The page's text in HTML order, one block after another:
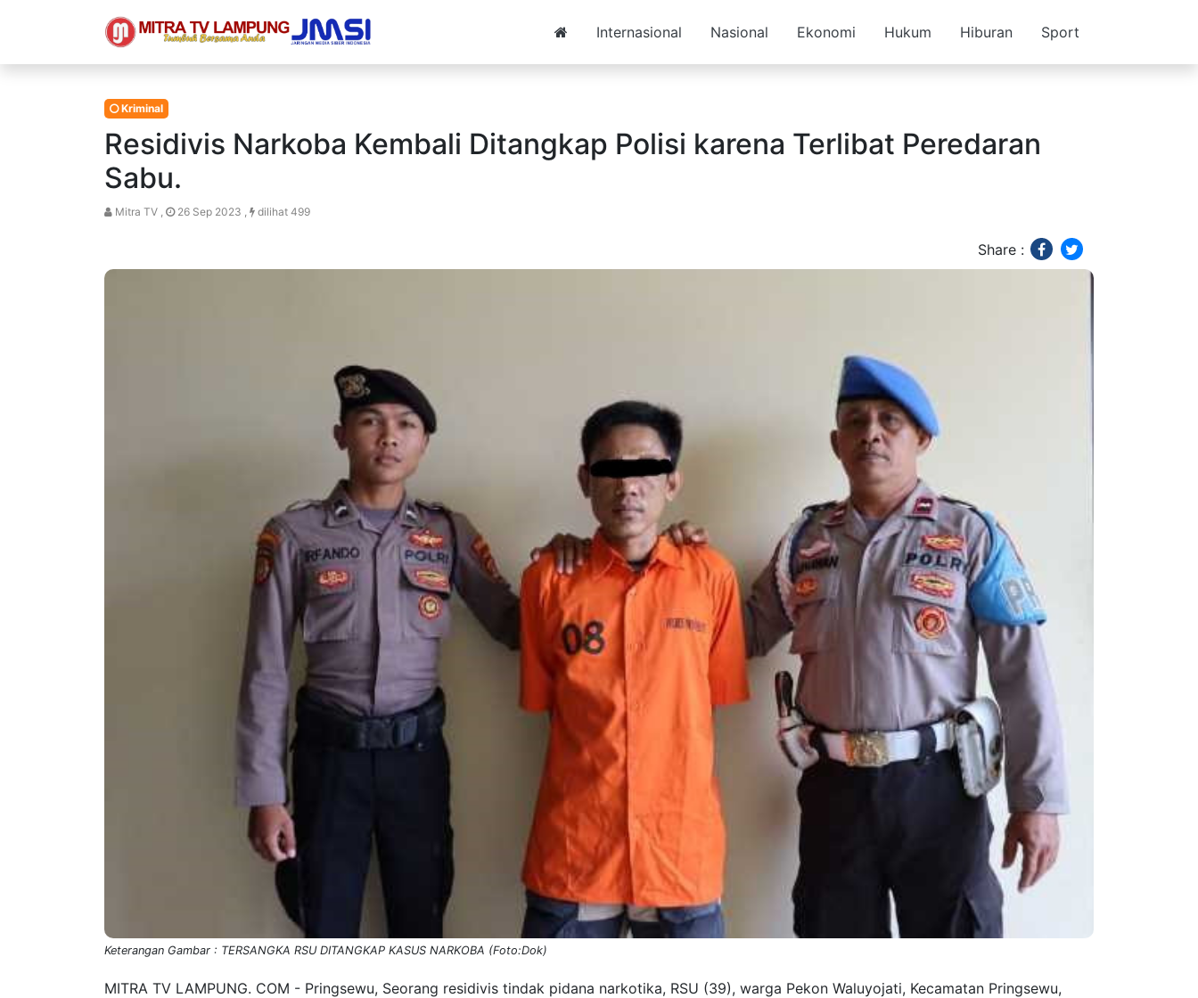
Internasional Nasional Ekonomi Hukum Hiburan Sport
Kriminal
Residivis Narkoba Kembali Ditangkap Polisi karena Terlibat Peredaran
Sabu.
Mitra TV , 26 Sep 2023 , dilihat 499
Share :
Keterangan Gambar : TERSANGKA RSU DITANGKAP KASUS NARKOBA (Foto:Dok)
MITRA TV LAMPUNG. COM - Pringsewu, Seorang residivis tindak pidana narkotika, RSU (39), warga Pekon Waluyojati, Kecamatan Pringsewu,